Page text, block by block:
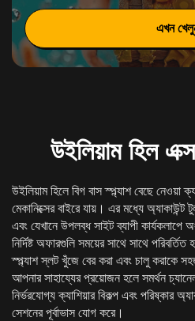
এখন
উইলিয়াম হিল
উইলিয়াম হিলে বিগ বাস স্প্ল্যাশ বেছে নেওয়া
মেকানিক্সের বাইরে যায়। এর মধ্যে
এবং যেখানে উপলব্ধ সাইট ব্যাপী
নির্দিষ্ট অফারগুলি সময়ের সাথে সাথে
স্প্ল্যাশ স্লট খুঁজে বের করা এবং চালু করাকে
আপনার সাহায্যের প্রয়োজন হলে সমর্থন
নির্ভরযোগ্য ক্যাশিয়ার বিকল্প এবং পরিষ্কার
সেশনের পূর্বাভাস যোগ করে।